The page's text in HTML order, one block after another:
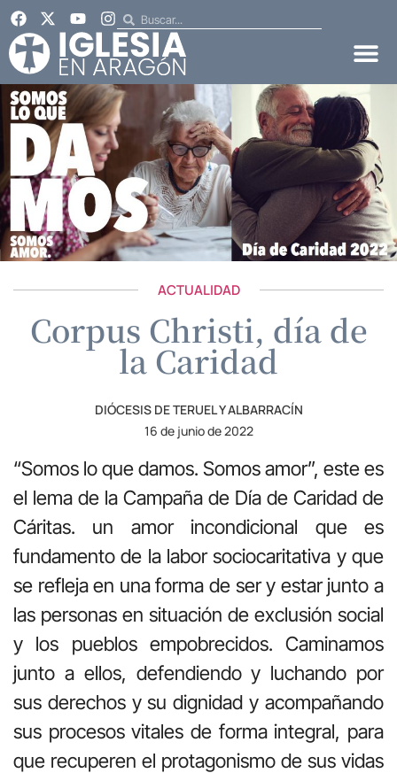
ACTUALIDAD
Corpus Christi, día de
la Caridad
DIÓCESIS DE TERUEL Y ALBARRACÍN
16 de junio de 2022
“Somos lo que damos. Somos amor”, este es
el lema de la Campaña de Día de Caridad de
Cáritas. un amor incondicional que es
fundamento de la labor sociocaritativa y que
se refleja en una forma de ser y estar junto a
las personas en situación de exclusión social
y los pueblos empobrecidos. Caminamos
junto a ellos, defendiendo y luchando por
sus derechos y su dignidad y acompañando
sus procesos vitales de forma integral, para
que recuperen el protagonismo de sus vidas